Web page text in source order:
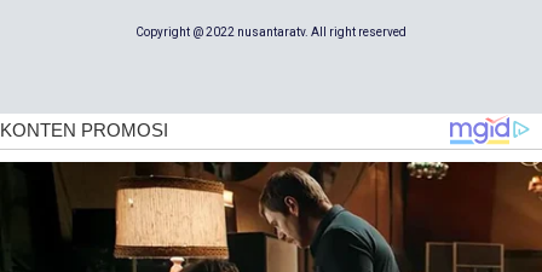
Copyright @ 2022 nusantaratv. All right reserved